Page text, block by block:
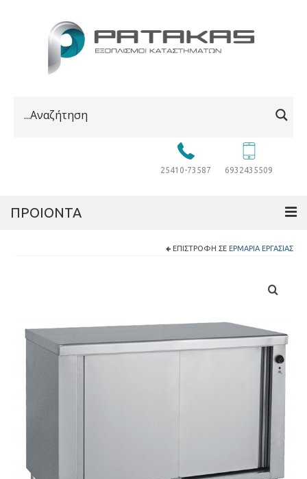
25410-73587 6932435509
ΠΡΟΙΟΝΤΑ
ΕΠΙΣΤΡΟΦΉ ΣΕ ΕΡΜΆΡΙΑ ΕΡΓΑΣΊΑΣ